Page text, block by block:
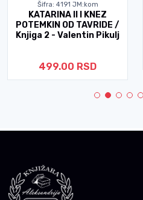
Šifra: 4191 JM:kom
KATARINA II I KNEZ
POTEMKIN OD TAVRIDE /
Knjiga 2 - Valentin Pikulj
499.00 RSD